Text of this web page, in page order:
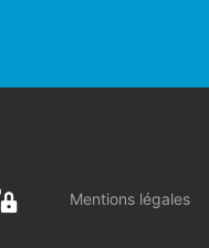
Mentions légales